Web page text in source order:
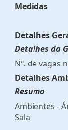
Medidas
Detalhes
Detalhes da
Nº. de vagas
Detalhes
Resumo
Ambientes -
Sala